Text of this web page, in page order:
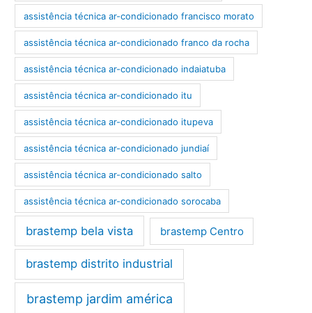
assistência técnica ar-condicionado francisco morato
assistência técnica ar-condicionado franco da rocha
assistência técnica ar-condicionado indaiatuba
assistência técnica ar-condicionado itu
assistência técnica ar-condicionado itupeva
assistência técnica ar-condicionado jundiaí
assistência técnica ar-condicionado salto
assistência técnica ar-condicionado sorocaba
brastemp bela vista brastemp Centro
brastemp distrito industrial
brastemp jardim américa